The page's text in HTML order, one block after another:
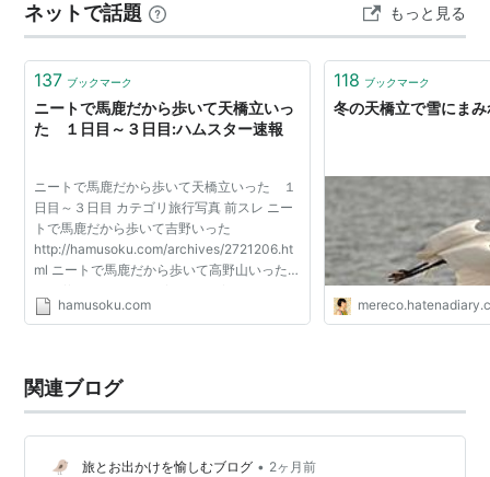
http://www.pref.kyoto.jp/koen-
annai/ama.html
天橋立駅 京都丹後鉄道（宮豊線）
立駅
○リスト：駅キーワード
ネットで話題 もっと見る
137 ブックマーク
ニートで馬鹿だから歩いて天橋立いっ
た １日目～３日目:ハムスター速報
ニートで馬鹿だから歩いて天橋立いった １
日目～３日目 カテゴリ旅行写真 前スレ ニー
トで馬鹿だから歩いて吉野いった
http://hamusoku.com/archives/2721206.ht
ml ニートで馬鹿だから歩いて高野山いった
ml ニートで馬鹿だから歩いてお伊勢参りした
hamusoku.com
118 ブックマーク
冬の天橋立で雪にま
関連ブログ
旅とお出かけを愉しむブログ • 2ヶ月前